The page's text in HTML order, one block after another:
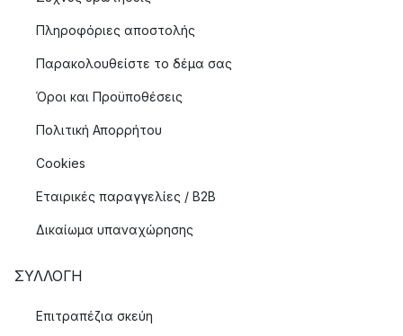
Πληροφόριες αποστολής
Παρακολουθείστε το δέμα σας
Όροι και Προϋποθέσεις
Πολιτική Απορρήτου
Cookies
Εταιρικές παραγγελίες / B2B
Δικαίωμα υπαναχώρησης
ΣΥΛΛΟΓΉ
Επιτραπέζια σκεύη